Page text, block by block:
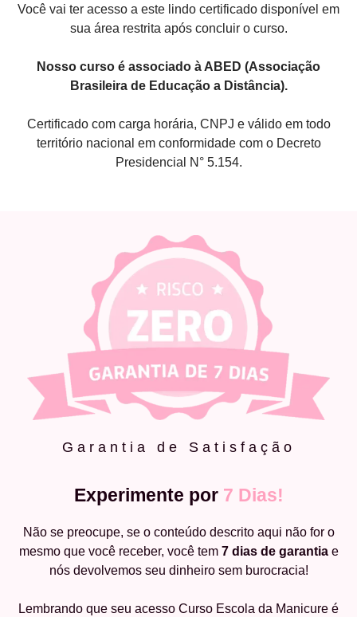
Você vai ter acesso a este lindo certificado disponível em
sua área restrita após concluir o curso.
Nosso curso é associado à ABED (Associação
Brasileira de Educação a Distância).
Certificado com carga horária, CNPJ e válido em todo
território nacional em conformidade com o Decreto
Presidencial N° 5.154.
Garantia de Satisfação
Experimente por 7 Dias!
Não se preocupe, se o conteúdo descrito aqui não for o
mesmo que você receber, você tem 7 dias de garantiae
nós devolvemos seu dinheiro sem burocracia!
Lembrando que seu acesso Curso Escola da Manicure é